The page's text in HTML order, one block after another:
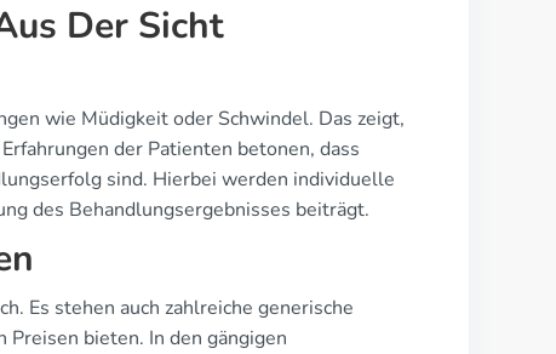
Der Sicht
wie Müdigkeit oder Schwindel. Das zeigt,
der Patienten betonen, dass
sind. Hierbei werden individuelle
des Behandlungsergebnisses beiträgt.
Es stehen auch zahlreiche generische
bieten. In den gängigen